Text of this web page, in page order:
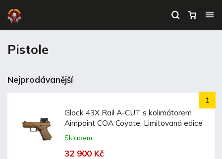
Pistole
Nejprodávanější
Glock 43X Rail A-CUT s kolimátorem
Aimpoint COA Coyote, Limitovaná edice
Skladem
32 900 Kč